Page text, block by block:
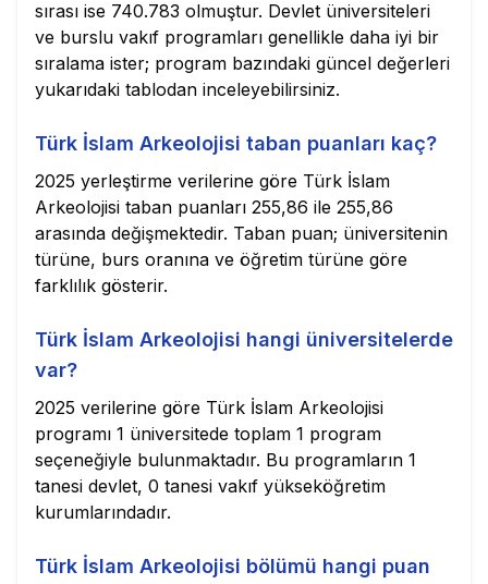
sırası ise 740.783 olmuştur. Devlet üniversiteleri
ve burslu vakıf programları genellikle daha iyi bir
sıralama ister; program bazındaki güncel değerleri
yukarıdaki tablodan inceleyebilirsiniz.
Türk İslam Arkeolojisi taban puanları kaç?
2025 yerleştirme verilerine göre Türk İslam
Arkeolojisi taban puanları 255,86 ile 255,86
arasında değişmektedir. Taban puan; üniversitenin
türüne, burs oranına ve öğretim türüne göre
farklılık gösterir.
Türk İslam Arkeolojisi hangi üniversitelerde
var?
2025 verilerine göre Türk İslam Arkeolojisi
programı 1 üniversitede toplam 1 program
seçeneğiyle bulunmaktadır. Bu programların 1
tanesi devlet, 0 tanesi vakıf yükseköğretim
kurumlarındadır.
Türk İslam Arkeolojisi bölümü hangi puan